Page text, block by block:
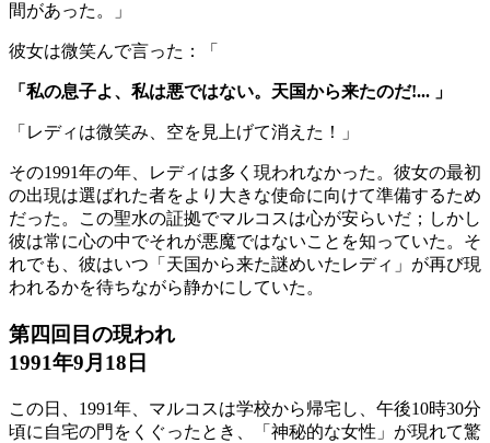
間があった。」
彼女は微笑んで言った：「
「私の息子よ、私は悪ではない。天国から来たのだ!... 」
「レディは微笑み、空を見上げて消えた！」
その1991年の年、レディは多く現われなかった。彼女の最初
の出現は選ばれた者をより大きな使命に向けて準備するため
だった。この聖水の証拠でマルコスは心が安らいだ；しかし
彼は常に心の中でそれが悪魔ではないことを知っていた。そ
れでも、彼はいつ「天国から来た謎めいたレディ」が再び現
われるかを待ちながら静かにしていた。
第四回目の現われ
1991年9月18日
この日、1991年、マルコスは学校から帰宅し、午後10時30分
頃に自宅の門をくぐったとき、「神秘的な女性」が現れて驚